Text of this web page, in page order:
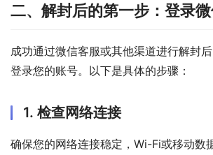
二、解封后的第一步：登录
成功通过微信客服或其他渠道进行解封
登录您的账号。以下是具体的步骤：
1. 检查网络连接
确保您的网络连接稳定，Wi-Fi或移动数